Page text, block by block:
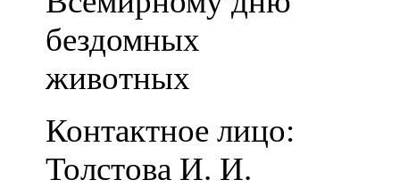
бездомных
животных
Контактное лицо:
Толстова И. И.